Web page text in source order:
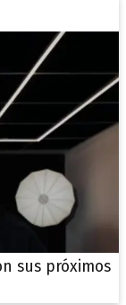
sus próximos